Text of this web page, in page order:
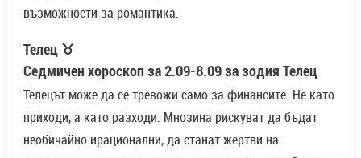
възможности за романтика.
Телец ♉
Седмичен хороскоп за 2.09-8.09 за зодия Телец
Телецът може да се тревожи само за финансите. Не като
приходи, а като разходи. Мнозина рискуват да бъдат
необичайно ирационални, да станат жертви на